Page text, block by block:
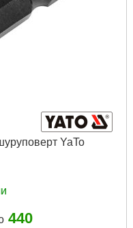
YaTo
440